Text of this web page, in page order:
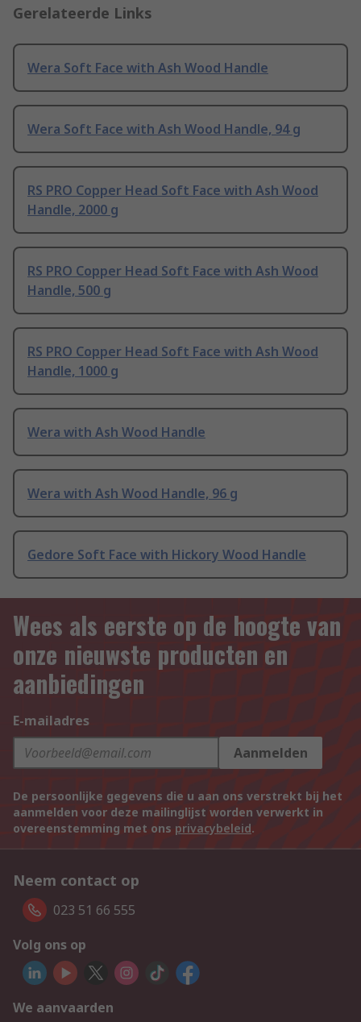
Gerelateerde Links
Wera Soft Face with Ash Wood Handle
Wera Soft Face with Ash Wood Handle, 94 g
RS PRO Copper Head Soft Face with Ash Wood
Handle, 2000 g
RS PRO Copper Head Soft Face with Ash Wood
Handle, 500 g
RS PRO Copper Head Soft Face with Ash Wood
Handle, 1000 g
Wera with Ash Wood Handle
Wera with Ash Wood Handle, 96 g
Gedore Soft Face with Hickory Wood Handle
Wees als eerste op de hoogte van
onze nieuwste producten en
aanbiedingen
E-mailadres
Aanmelden
De persoonlijke gegevens die u aan ons verstrekt bij het
aanmelden voor deze mailinglijst worden verwerkt in
overeenstemming met ons privacybeleid.
Neem contact op
023 51 66 555
Volg ons op
We aanvaarden